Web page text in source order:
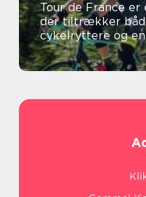
Tour de France
der tiltrækker
cykelryttere og
verden